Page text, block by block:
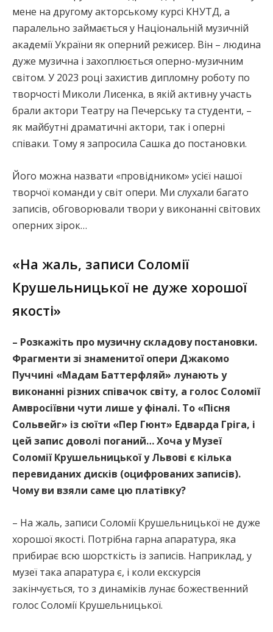
мене на другому акторському курсі КНУТД, а
паралельно займається у Національній музичній
академії України як оперний режисер. Він – людина
дуже музична і захоплюється оперно-музичним
світом. У 2023 році захистив дипломну роботу по
творчості Миколи Лисенка, в якій активну участь
брали актори Театру на Печерську та студенти, –
як майбутні драматичні актори, так і оперні
співаки. Тому я запросила Сашка до постановки.
Його можна назвати «провідником» усієї нашої
творчої команди у світ опери. Ми слухали багато
записів, обговорювали твори у виконанні світових
оперних зірок…
«На жаль, записи Соломії
Крушельницької не дуже хорошої
якості»
– Розкажіть про музичну складову постановки.
Фрагменти зі знаменитої опери Джакомо
Пуччині «Мадам Баттерфляй» лунають у
виконанні різних співачок світу, а голос Соломії
Амвросіївни чути лише у фіналі. То «Пісня
Сольвейг» із сюїти «Пер Гюнт» Едварда Гріга, і
цей запис доволі поганий… Хоча у Музеї
Соломії Крушельницької у Львові є кілька
перевиданих дисків (оцифрованих записів).
Чому ви взяли саме цю платівку?
– На жаль, записи Соломії Крушельницької не дуже
хорошої якості. Потрібна гарна апаратура, яка
прибирає всю шорсткість із записів. Наприклад, у
музеї така апаратура є, і коли екскурсія
закінчується, то з динаміків лунає божественний
голос Соломії Крушельницької.